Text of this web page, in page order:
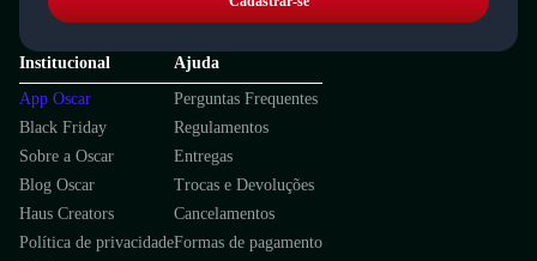
Institucional
App Oscar
Black Friday
Sobre a Oscar
Blog Oscar
Haus Creators
Política de privacidade
Ajuda
Perguntas Frequentes
Regulamentos
Entregas
Trocas e Devoluções
Cancelamentos
Formas de pagamento